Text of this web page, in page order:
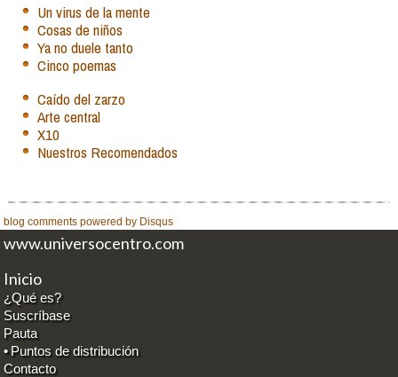
Un virus de la mente
Cosas de niños
Ya no duele tanto
Cinco poemas
Caído del zarzo
Arte central
X10
Nuestros Recomendados
blog comments powered by Disqus
www.universocentro.com
Inicio
¿Qué es?
Suscríbase
Pauta
• Puntos de distribución
Contacto